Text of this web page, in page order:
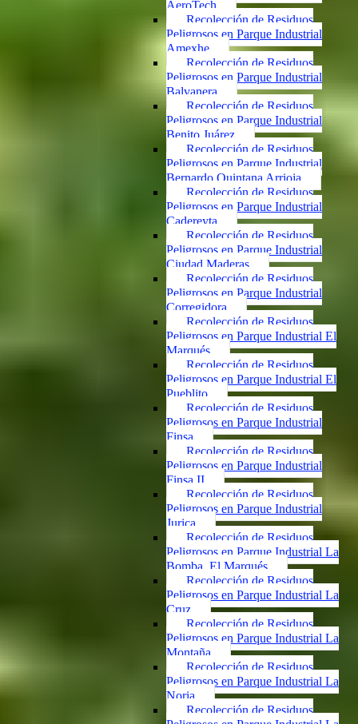
AeroTech
Recolección de Residuos
Peligrosos en Parque Industrial
Amexhe
Recolección de Residuos
Peligrosos en Parque Industrial
Balvanera
Recolección de Residuos
Peligrosos en Parque Industrial
Benito Juárez
Recolección de Residuos
Peligrosos en Parque Industrial
Bernardo Quintana Arrioja
Recolección de Residuos
Peligrosos en Parque Industrial
Cadereyta
Recolección de Residuos
Peligrosos en Parque Industrial
Ciudad Maderas
Recolección de Residuos
Peligrosos en Parque Industrial
Corregidora
Recolección de Residuos
Peligrosos en Parque Industrial El
Marqués
Recolección de Residuos
Peligrosos en Parque Industrial El
Pueblito
Recolección de Residuos
Peligrosos en Parque Industrial
Finsa
Recolección de Residuos
Peligrosos en Parque Industrial
Finsa II
Recolección de Residuos
Peligrosos en Parque Industrial
Jurica
Recolección de Residuos
Peligrosos en Parque Industrial La
Bomba, El Marqués
Recolección de Residuos
Peligrosos en Parque Industrial La
Cruz
Recolección de Residuos
Peligrosos en Parque Industrial La
Montaña
Recolección de Residuos
Peligrosos en Parque Industrial La
Noria
Recolección de Residuos